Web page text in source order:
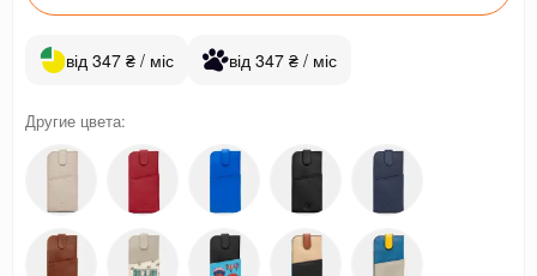
від 347 ₴ / міс від 347 ₴ / міс
Другие цвета: